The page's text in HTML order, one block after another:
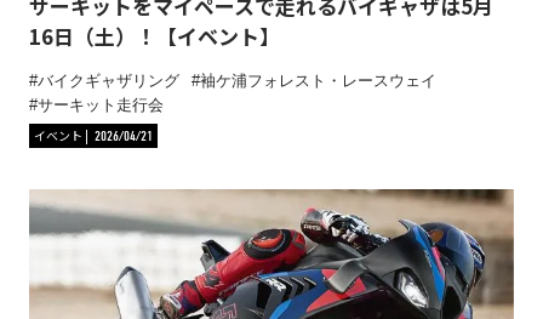
16日（土）！【イベント】
バイクギャザリング
袖ケ浦フォレスト・レースウェイ
サーキット走行会
イベント
2026/04/21